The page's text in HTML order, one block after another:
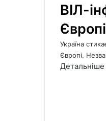
ВІЛ-
Європі
Україна
Європі.
Детальніше